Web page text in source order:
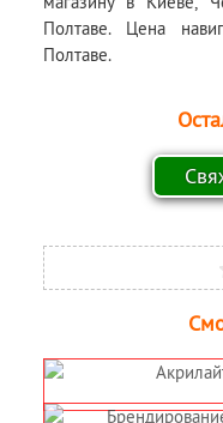
Полтаве. Цена
Полтаве.